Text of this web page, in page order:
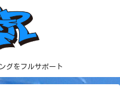
グをフルサポート